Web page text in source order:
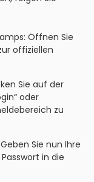
Öffnen Sie
offiziellen
Sie auf der
oder
zu
Sie nun Ihre
in die